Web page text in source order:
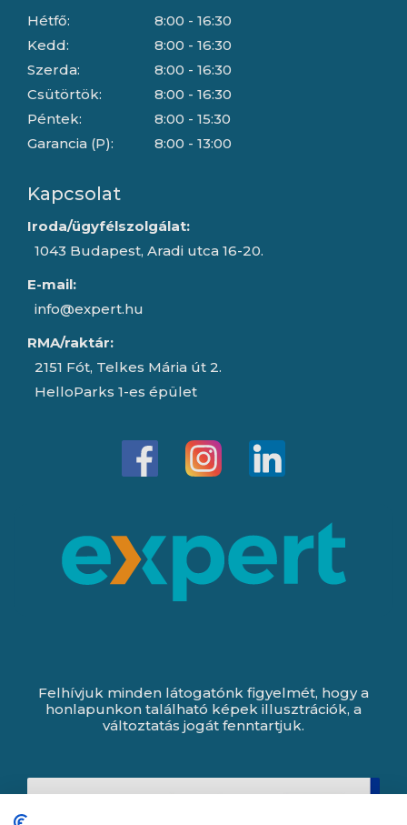
Hétfő:
Kedd:
Szerda:
Csütörtök:
Péntek:
Garancia (P):
8:00 - 16:30
8:00 - 16:30
8:00 - 16:30
8:00 - 16:30
8:00 - 15:30
8:00 - 13:00
Kapcsolat
Iroda/ügyfélszolgálat:
1043 Budapest, Aradi utca 16-20.
E-mail:
info@expert.hu
RMA/raktár:
2151 Fót, Telkes Mária út 2.
HelloParks 1-es épület
Felhívjuk minden látogatónk figyelmét, hogy a
honlapunkon található képek illusztrációk, a
változtatás jogát fenntartjuk.